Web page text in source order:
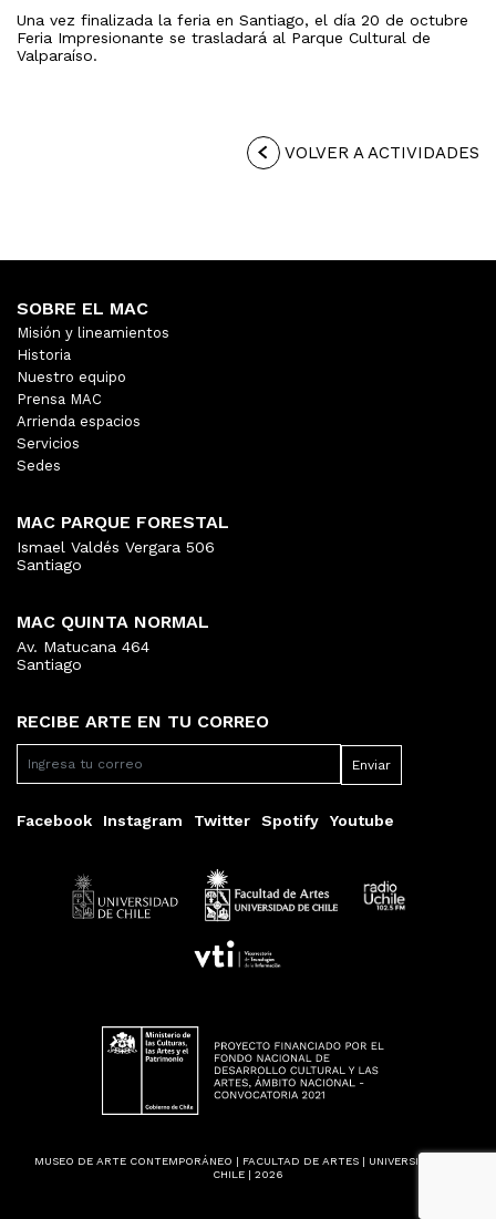
Una vez finalizada la feria en Santiago, el día 20 de octubre
Feria Impresionante se trasladará al Parque Cultural de
Valparaíso.
VOLVER A ACTIVIDADES
RECIBE ARTE EN TU CORREO
Facebook Instagram Twitter Spotify Youtube
SOBRE EL MAC
Misión y lineamientos
Historia
Nuestro equipo
Prensa MAC
Arrienda espacios
Servicios
Sedes
MAC PARQUE FORESTAL
Ismael Valdés Vergara 506
Santiago
MAC QUINTA NORMAL
Av. Matucana 464
Santiago
MUSEO DE ARTE CONTEMPORÁNEO | FACULTAD DE ARTES | UNIVERSIDAD DE
CHILE | 2026